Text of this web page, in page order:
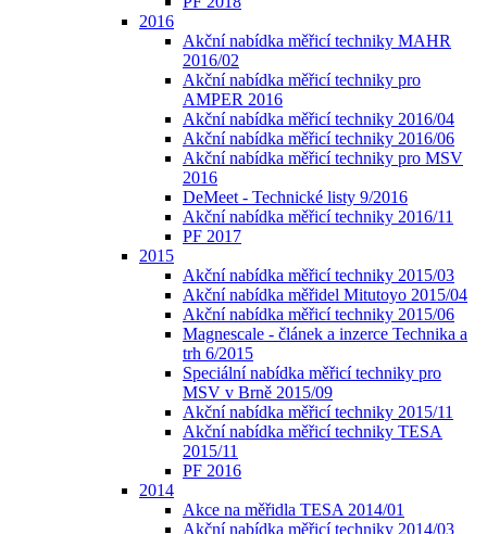
2016
Akční nabídka měřicí techniky MAHR
2016/02
Akční nabídka měřicí techniky pro
AMPER 2016
Akční nabídka měřicí techniky 2016/04
Akční nabídka měřicí techniky 2016/06
Akční nabídka měřicí techniky pro MSV
2016
DeMeet - Technické listy 9/2016
Akční nabídka měřicí techniky 2016/11
PF 2017
2015
Akční nabídka měřicí techniky 2015/03
Akční nabídka měřidel Mitutoyo 2015/04
Akční nabídka měřicí techniky 2015/06
Magnescale - článek a inzerce Technika a
trh 6/2015
Speciální nabídka měřicí techniky pro
MSV v Brně 2015/09
Akční nabídka měřicí techniky 2015/11
Akční nabídka měřicí techniky TESA
2015/11
PF 2016
2014
Akce na měřidla TESA 2014/01
Akční nabídka měřicí techniky 2014/03